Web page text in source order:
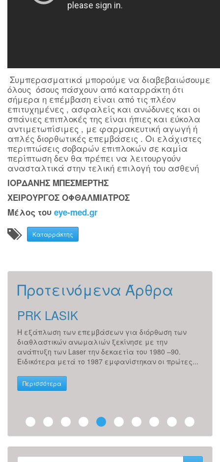
Συμπερασματικά μπορούμε να διαβεβαιώσουμε
όλους όσους πάσχουν από καταρράκτη ότι
σήμερα η επέμβαση είναι από τις πλέον
επιτυχημένες , ασφαλείς και ανώδυνες και οι
σπάνιες επιπλοκές της είναι ήπιες και εύκολα
αντιμετωπίσιμες , με φαρμακευτική αγωγή ή
απλές διορθωτικές επεμβάσεις . Οι ελάχιστες
περιπτώσεις σοβαρών επιπλοκών σε καμία
περίπτωση δεν θα πρέπει να λειτουργούν
ανασταλτικά στην τελική επιλογή του ασθενή
ΙΟΡΔΑΝΗΣ ΜΠΕΣΜΕΡΤΗΣ
ΧΕΙΡΟΥΡΓΟΣ ΟΦΘΑΛΜΙΑΤΡΟΣ
Μέλος του eye-med.gr
Καταρράκτης
Προτεινόμενα Άρθρα
PRK LASIK
Η εξάπλωση των επεμβάσεων για διόρθωση των
διαθλαστικών ανωμαλιών ξεκίνησε με την
ανάπτυξη των Laser την δεκαετία του 1980 –90.
Ειδικότερα μετά το 1987 εμφανίστηκαν οι πρώτες...
Περισσότερα